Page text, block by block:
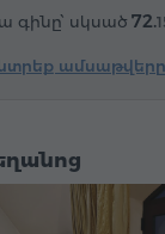
գինը՝ սկսած 72.
ամսաթվերը